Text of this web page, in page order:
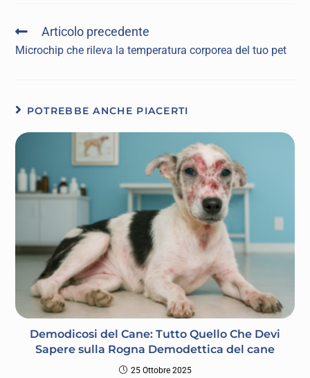
Articolo precedente
Microchip che rileva la temperatura corporea del tuo pet
POTREBBE ANCHE PIACERTI
Demodicosi del Cane: Tutto Quello Che Devi
Sapere sulla Rogna Demodettica del cane
25 Ottobre 2025